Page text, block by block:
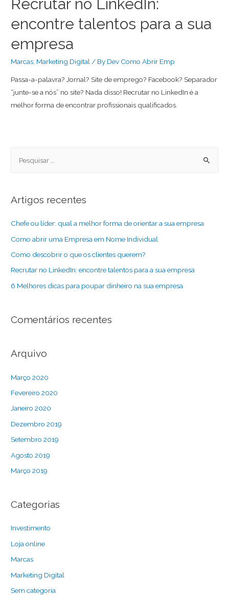
Recrutar no LinkedIn:
encontre talentos para a sua
empresa
Marcas Marketing Digital / By Dev Como Abrir Emp
Passa-a-palavra? Jornal? Site de emprego? Facebook? Separador
“junte-se a nós” no site? Nada disso! Recrutar no LinkedIn é a
melhor forma de encontrar profissionais qualificados.
Artigos recentes
Chefe ou líder: qual a melhor forma de orientar a sua empresa
Como abrir uma Empresa em Nome Individual
Como descobrir o que os clientes querem?
Recrutar no LinkedIn: encontre talentos para a sua empresa
6 Melhores dicas para poupar dinheiro na sua empresa
Comentários recentes
Arquivo
Março 2020
Fevereiro 2020
Janeiro 2020
Dezembro 2019
Setembro 2019
Agosto 2019
Março 2019
Categorias
Investimento
Loja online
Marcas
Marketing Digital
Sem categoria